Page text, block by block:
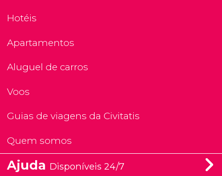
Hotéis
Apartamentos
Aluguel de carros
Voos
Guias de viagens da Civitatis
Quem somos
Ajuda Disponíveis 24/7